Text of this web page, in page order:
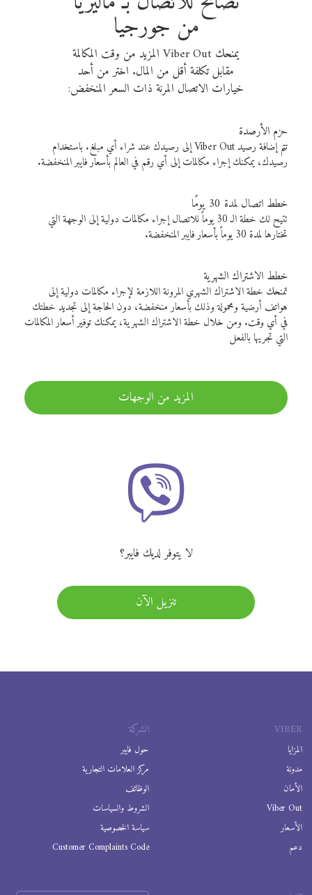
من جورجيا
يمنحك Viber Out المزيد من وقت المكالمة
مقابل تكلفة أقل من المال. اختر من أحد
خيارات الاتصال المرنة ذات السعر المنخفض:
حزم الأرصدة
تتم إضافة رصيد Viber Out إلى رصيدك عند شراء أي مبلغ. باستخدام
رصيدك، يمكنك إجراء مكالمات إلى أي رقم في العالم بأسعار فايبر المنخفضة.
خطط اتصال لمدة 30 يومًا
تتيح لك خطة الـ 30 يوماً للاتصال إجراء مكالمات دولية إلى الوجهة التي
تختارها لمدة 30 يوماً بأسعار فايبر المنخفضة.
خطط الاشتراك الشهرية
تمنحك خطة الاشتراك الشهري المرونة اللازمة لإجراء مكالمات دولية إلى
هواتف أرضية ومحمولة وذلك بأسعار منخفضة، دون الحاجة إلى تجديد خطتك
في أي وقت. ومن خلال خطة الاشتراك الشهرية، يمكنك توفير أسعار المكالمات
التي تجريها بالفعل
المزيد من الوجهات
لا يتوفر لديك فايبر؟
تنزيل الآن
VIBER
المزايا
مدونة
الأمان
Viber Out
الأسعار
دعم
الشركة
حول فايبر
مركز العلامات التجارية
الوظائف
الشروط والسياسات
سياسة الخصوصية
Customer Complaints Code